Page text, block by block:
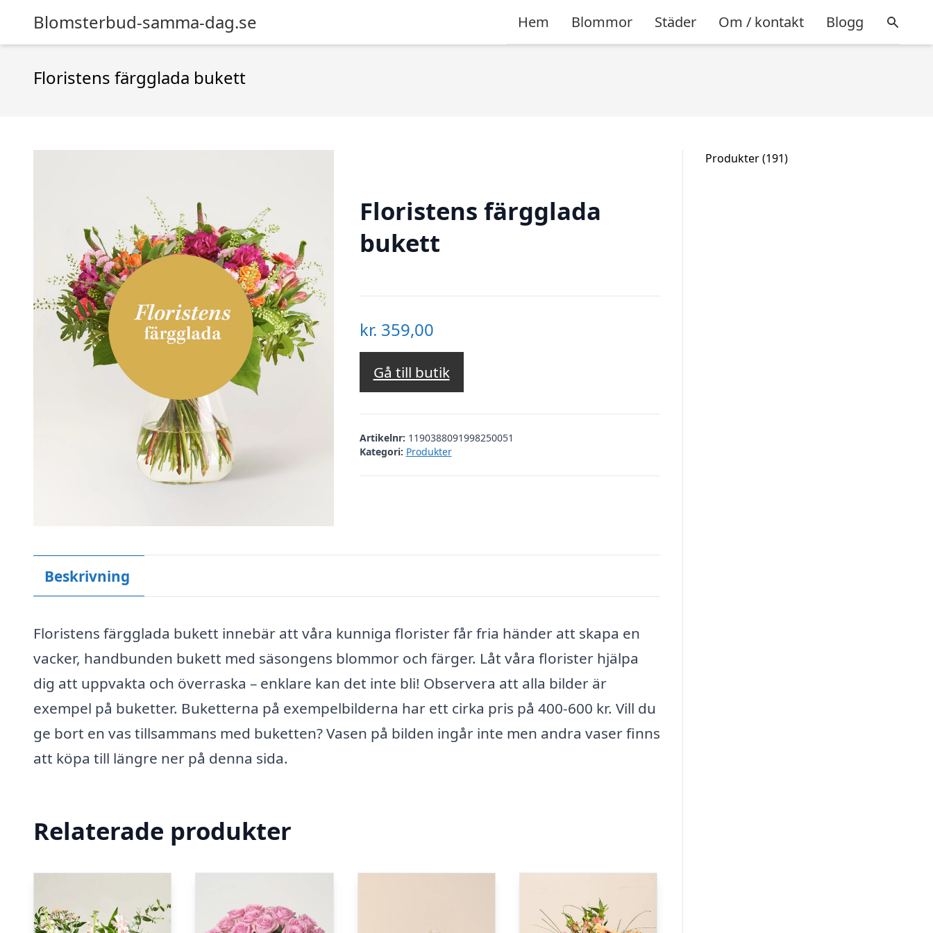
Blomsterbud-samma-dag.se Hem Blommor Städer Om / kontakt Blogg
Floristens färgglada bukett
Floristens färgglada
bukett
kr. 359,00
Gå till butik
Artikelnr: 1190388091998250051
Kategori: Produkter
Beskrivning
Floristens färgglada bukett innebär att våra kunniga florister får fria händer att skapa en
vacker, handbunden bukett med säsongens blommor och färger. Låt våra florister hjälpa
dig att uppvakta och överraska – enklare kan det inte bli! Observera att alla bilder är
exempel på buketter. Buketterna på exempelbilderna har ett cirka pris på 400-600 kr. Vill du
ge bort en vas tillsammans med buketten? Vasen på bilden ingår inte men andra vaser finns
att köpa till längre ner på denna sida.
Relaterade produkter
Produkter 191191